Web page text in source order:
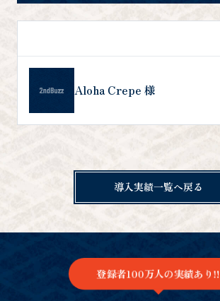
Aloha Crepe 様
導入実績一覧へ戻る
登録者100万人の実績あり!!